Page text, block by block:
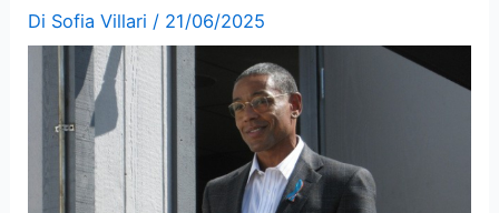
Di Sofia Villari / 21/06/2025